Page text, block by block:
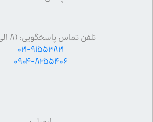
تلفن تماس پاسخگویی: (۸ الی ۱۷)
۰۲۱-۹۱۵۵۳۸۲۱
۰۹۰۴-۸۲۵۵۴۰۶